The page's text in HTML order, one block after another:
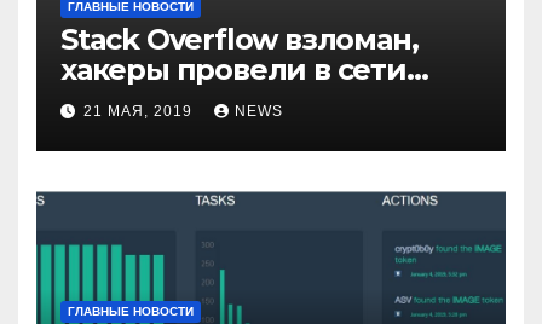
ГЛАВНЫЕ НОВОСТИ
Stack Overflow взломан,
хакеры провели в сети
компании неделю
21 МАЯ, 2019 NEWS
ГЛАВНЫЕ НОВОСТИ